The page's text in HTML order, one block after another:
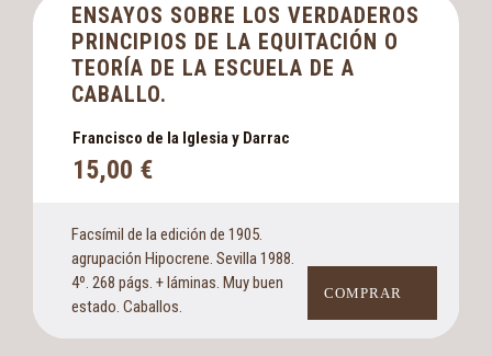
ENSAYOS SOBRE LOS VERDADEROS
PRINCIPIOS DE LA EQUITACIÓN O
TEORÍA DE LA ESCUELA DE A
CABALLO.
Francisco de la Iglesia y Darrac
15,00 €
Facsímil de la edición de 1905.
agrupación Hipocrene. Sevilla 1988.
4º. 268 págs. + láminas. Muy buen
estado. Caballos.
COMPRAR